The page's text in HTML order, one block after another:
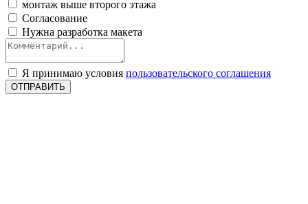
монтаж выше второго этажа
Согласование
Нужна разработка макета
Я принимаю условия пользовательского соглашения
ОТПРАВИТЬ